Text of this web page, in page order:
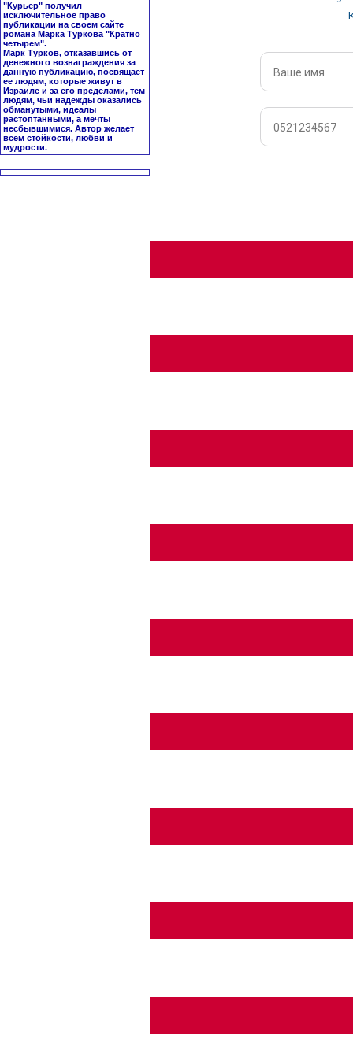
"Курьер" получил
исключительное право
публикации на своем сайте
романа Марка Туркова "Кратно
четырем".
Марк Турков, отказавшись от
денежного вознаграждения за
данную публикацию, посвящает
ее людям, которые живут в
Израиле и за его пределами, тем
людям, чьи надежды оказались
обманутыми, идеалы
растоптанными, а мечты
несбывшимися. Автор желает
всем стойкости, любви и
мудрости.